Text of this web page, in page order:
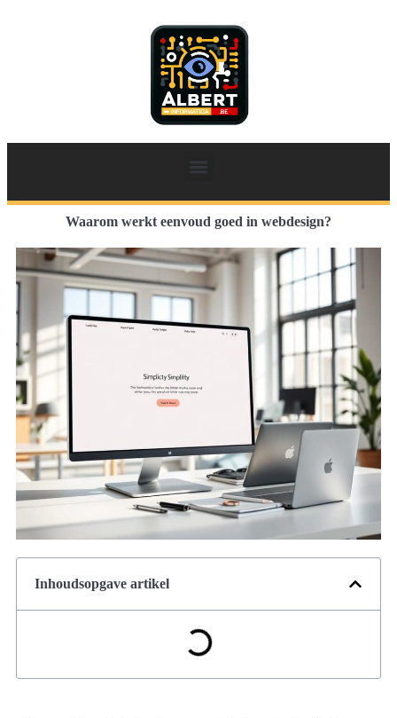
Waarom werkt eenvoud goed in webdesign?
Inhoudsopgave artikel